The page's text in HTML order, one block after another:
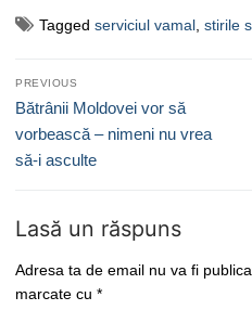
Tagged serviciul vamal stirile
Navigare
în
articole
PREVIOUS
Previous
post:
Bătrânii Moldovei vor să
vorbească – nimeni nu vrea
să-i asculte
Lasă un răspuns
Adresa ta de email nu va fi
marcate cu *